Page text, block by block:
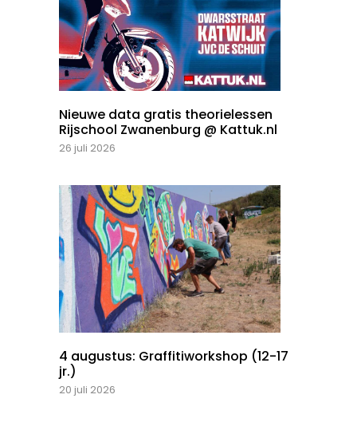
Nieuwe data gratis theorielessen
Rijschool Zwanenburg @ Kattuk.nl
26 juli 2026
4 augustus: Graffitiworkshop (12-17
jr.)
20 juli 2026